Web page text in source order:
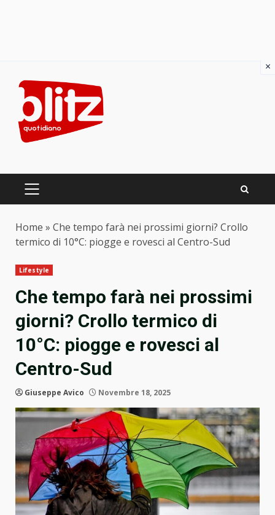
content
PRIMARY
Home » Che tempo farà nei prossimi giorni? Crollo
termico di 10°C: piogge e rovesci al Centro-Sud
Lifestyle
Che tempo farà nei prossimi
giorni? Crollo termico di
10°C: piogge e rovesci al
Centro-Sud
Giuseppe Avico Novembre 18, 2025
×